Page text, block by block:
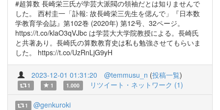
#超算数 長崎栄三氏が学芸大派閥の領袖だとは知りませんで
した。 西村圭一「訃報: 故長崎栄三先生を偲んで」『日本数
学教育学会誌』第102巻 (2020年) 第12号、32ページ。
https://t.co/klaO3qVJbc は学芸大大学院教授による。長崎氏
と共著あり。長崎氏の算数教育史は私も勉強させてもらいま
した。 https://t.co/UzRnLjG9yH
2023-12-01 01:31:20 @temmusu_n (投稿一覧)
1 1 1.000 リツイート・ネットワーク (1)
1 @genkuroki